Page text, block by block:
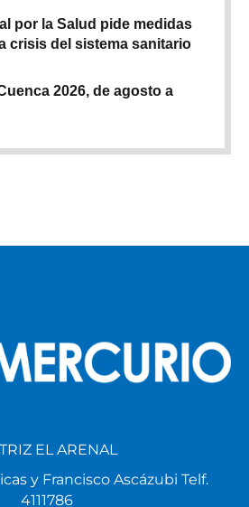
por la Salud pide medidas
crisis del sistema sanitario
2026, de agosto a
EL ARENAL
y Francisco Ascázubi Telf.
4111786